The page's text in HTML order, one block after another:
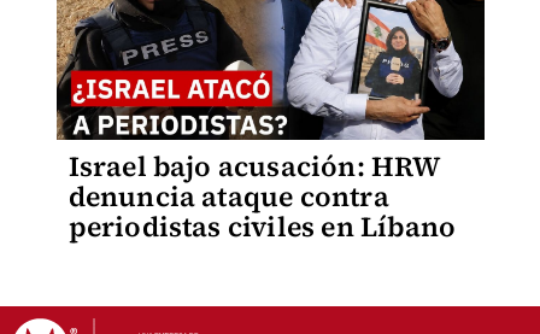
Israel bajo acusación: HRW
denuncia ataque contra
periodistas civiles en Líbano